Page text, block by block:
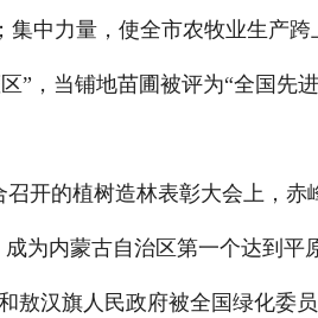
中力量，使全市农牧业生产跨
”，当铺地苗圃被评为“全国先进
开的植树造林表彰大会上，赤
为内蒙古自治区第一个达到平
敖汉旗人民政府被全国绿化委